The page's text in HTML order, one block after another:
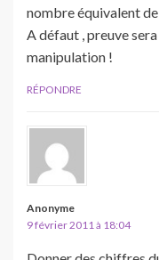
nombre équivalent
A défaut , preuve
manipulation !
RÉPONDRE
Anonyme
9 février 2011 à 18:04